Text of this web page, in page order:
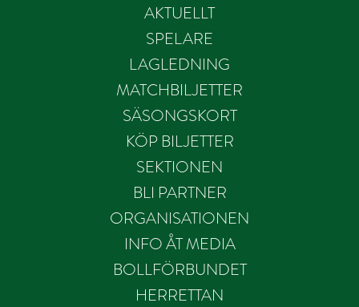
AKTUELLT
SPELARE
LAGLEDNING
MATCHBILJETTER
SÄSONGSKORT
KÖP BILJETTER
SEKTIONEN
BLI PARTNER
ORGANISATIONEN
INFO ÅT MEDIA
BOLLFÖRBUNDET
HERRETTAN